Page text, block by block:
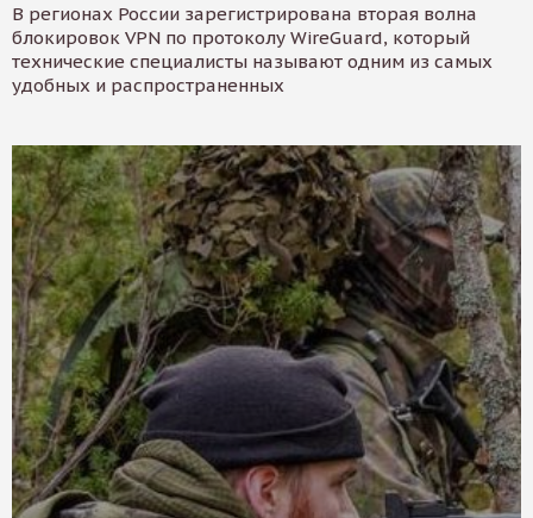
В регионах России зарегистрирована вторая волна
блокировок VPN по протоколу WireGuard, который
технические специалисты называют одним из самых
удобных и распространенных